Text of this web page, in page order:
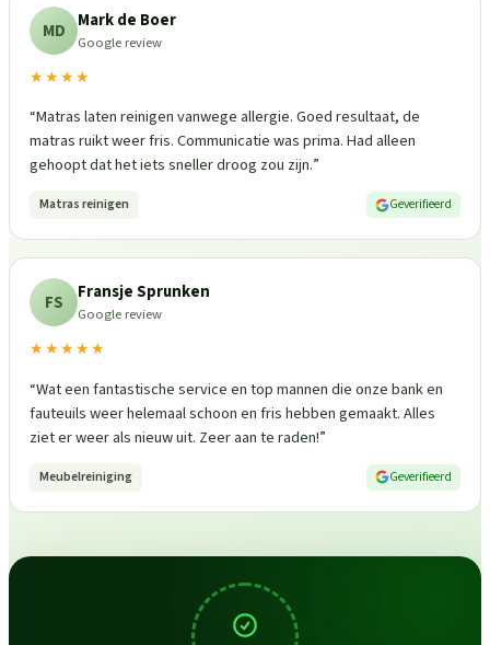
MD Mark de Boer
Google review
★★★★
“Matras laten reinigen vanwege allergie. Goed resultaat, de
matras ruikt weer fris. Communicatie was prima. Had alleen
gehoopt dat het iets sneller droog zou zijn.”
Matras reinigen Geverifieerd
FS Fransje Sprunken
Google review
★★★★★
“Wat een fantastische service en top mannen die onze bank en
fauteuils weer helemaal schoon en fris hebben gemaakt. Alles
ziet er weer als nieuw uit. Zeer aan te raden!”
Meubelreiniging Geverifieerd